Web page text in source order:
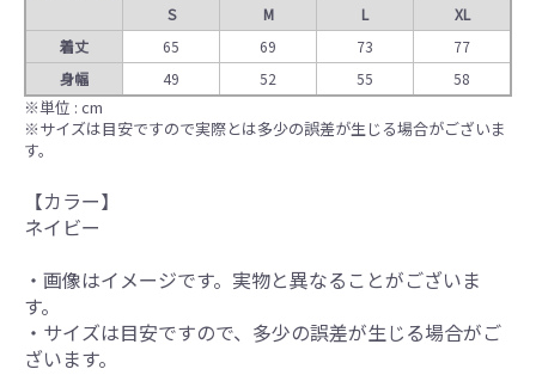
S M L
XL
着丈
65 69 73
77
身幅
49 52 55 58
※単位 : cm
※サイズは目安ですので実際とは多少の誤差が生じる場合がございま
す。
【カラー】
ネイビー
・画像はイメージです。実物と異なることがございま
す。
・サイズは目安ですので、多少の誤差が生じる場合がご
ざいます。